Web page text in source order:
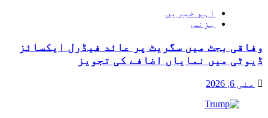
اہم خبریں
بزنس
وفاقی بجٹ میں سگریٹ پر عائد فیڈرل ایکسائز
ڈیوٹی میں نمایاں اضافے کی تجویز
مئی 6, 2026